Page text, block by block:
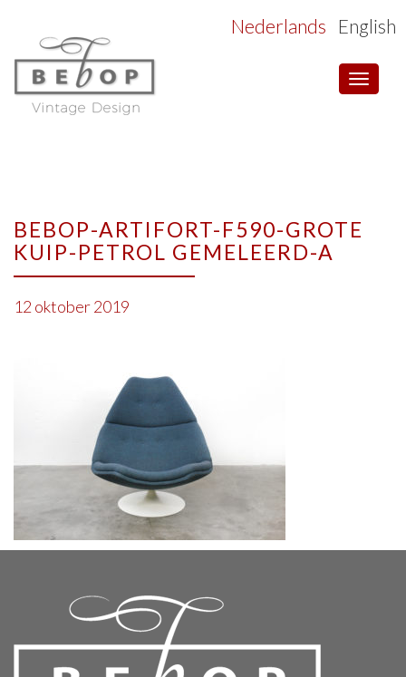
Toggle
Nederlands English
BEBOP-ARTIFORT-F590-GROTE
KUIP-PETROL GEMELEERD-A
12 oktober 2019